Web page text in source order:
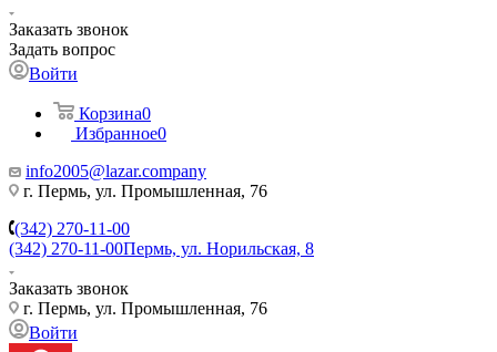
Заказать звонок
Задать вопрос
Войти
Корзина0
Избранное0
info2005@lazar.company
г. Пермь, ул. Промышленная, 76
(342) 270-11-00
(342) 270-11-00Пермь, ул. Норильская, 8
Заказать звонок
г. Пермь, ул. Промышленная, 76
Войти